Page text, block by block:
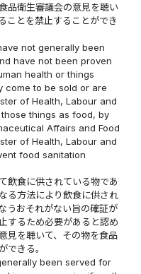
品衛生審議会の意見を聴い
ことを禁止することができ
not generally been
have not been proven
health or things
come to be sold or are
of Health, Labour and
things as food, by
Affairs and Food
of Health, Labour and
food sanitation
飲食に供されている物であ
る方法により飲食に供され
うおそれがない旨の確証が
するため必要があると認め
見を聴いて、その物を食品
できる。
been served for